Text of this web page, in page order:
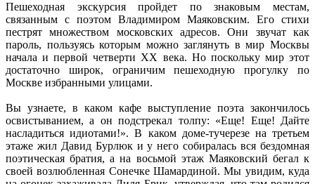
Пешеходная экскурсия пройдет по знаковым местам,
связанным с поэтом Владимиром Маяковским. Его стихи
пестрят множеством московских адресов. Они звучат как
пароль, пользуясь которым можно заглянуть в мир Москвы
начала и первой четверти ХХ века. Но поскольку мир этот
достаточно широк, ограничим пешеходную прогулку по
Москве избранными улицами.
Вы узнаете, в каком кафе выступление поэта закончилось
освистыванием, а он подстрекал толпу: «Еще! Еще! Дайте
насладиться идиотами!». В каком доме-тучерезе на третьем
этаже жил Давид Бурлюк и у него собиралась вся бездомная
поэтическая братия, а на восьмой этаж Маяковский бегал к
своей возлюбленная Сонечке Шамардиной. Мы увидим, куда